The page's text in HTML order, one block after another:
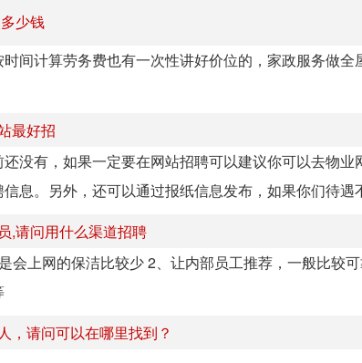
少钱
间计算劳务费也有一次性讲好价位的，家政服务做
最好招
没有，如果一定要在网站招聘可以建议你可以去物
息。另外，还可以通过报纸信息发布，如果你们待
,请问用什么渠道招聘
会上网的保洁比较少 2、让内部员工推荐，一般比较
，请问可以在哪里找到？